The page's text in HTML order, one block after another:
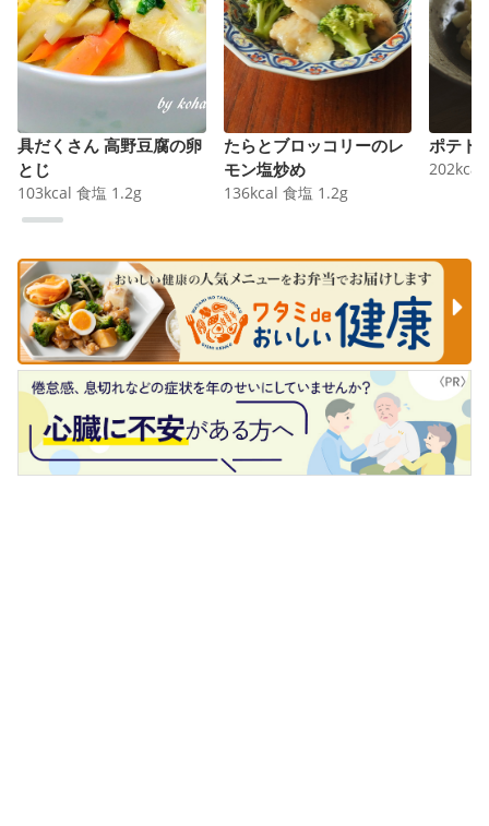
具だくさん 高野豆腐の卵
とじ
103kcal 食塩 1.2g
たらとブロッコリーのレ
モン塩炒め
136kcal 食塩 1.2g
ポテト
202kcal